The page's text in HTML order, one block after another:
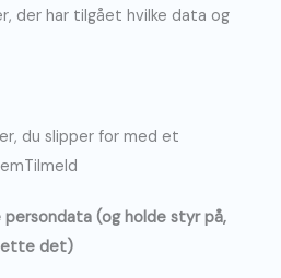
der har tilgået hvilke data og
du slipper for med et
(og holde styr på,
det)